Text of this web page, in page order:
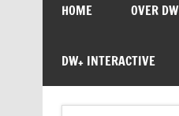
HOME OVER DW
DW+ INTERACTIVE